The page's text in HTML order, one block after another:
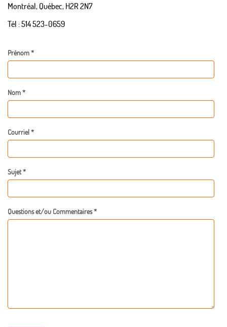
Montréal, Québec, H2R 2N7
Tél : 514 523-0659
Prénom *
Nom *
Courriel *
Sujet *
Questions et/ou Commentaires *